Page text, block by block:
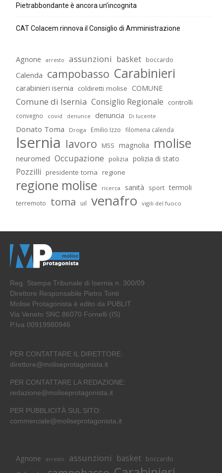
Pietrabbondante è ancora un’incognita
CAT Colacem rinnova il Consiglio di Amministrazione
Agnone arresto assunzioni basket boccardo
Calenda campobasso Carabinieri
carabinieri isernia coldiretti molise COMUNE
Comune di Isernia Consiglio Regionale controlli
convegno covid denunce denuncia Di lucente
Donato Toma Droga Emilio Izzo filomena calenda
Isernia lavoro M5S magnolia molise
neuromed Occupazione polizia polizia di stato
Pozzilli presidente toma regione
regione molise ricerca sanità sport termoli
terremoto toma uil venafro vigili del fuoco
Reg. Stampa Tribunale di Isernia n. 300/09
Direttore Responsabile Pietro Tonti
Molise Protagonista è edito da PUBLIT
Via Veneto SNC 86070 Fornelli (IS)
P.Iva 00919980946
PER CONTATTARE IL DIRETTORE:
direttore@moliseprotagonista.it
PER CONTATTARE LA REDAZIONE:
redazione@moliseprotagonista.it
PER PUBBLICITÀ SUL SITO:
commerciale@moliseprotagonista.it
Agnone arresto assunzioni basket boccardo